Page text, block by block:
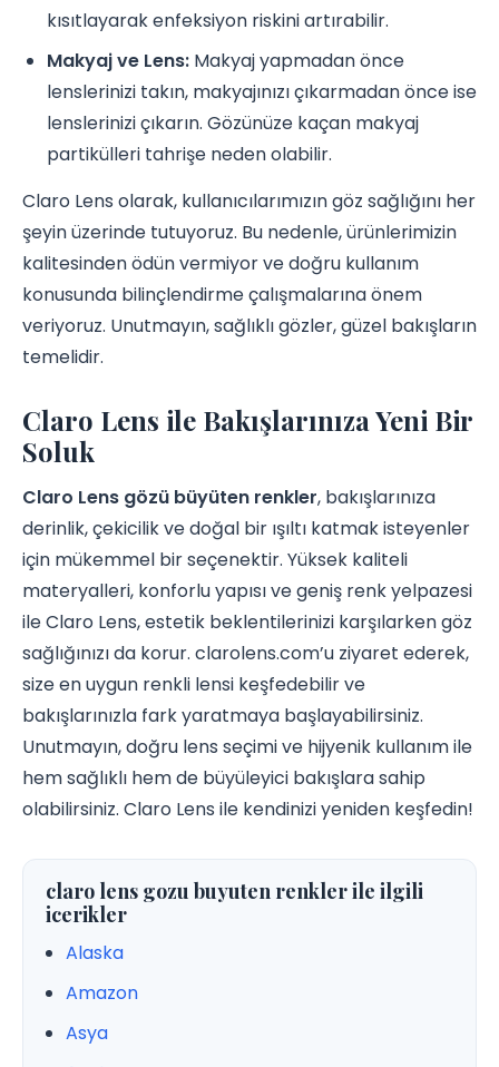
kısıtlayarak enfeksiyon riskini artırabilir.
Makyaj ve Lens: Makyaj yapmadan önce
lenslerinizi takın, makyajınızı çıkarmadan önce ise
lenslerinizi çıkarın. Gözünüze kaçan makyaj
partikülleri tahrişe neden olabilir.
Claro Lens olarak, kullanıcılarımızın göz sağlığını her
şeyin üzerinde tutuyoruz. Bu nedenle, ürünlerimizin
kalitesinden ödün vermiyor ve doğru kullanım
konusunda bilinçlendirme çalışmalarına önem
veriyoruz. Unutmayın, sağlıklı gözler, güzel bakışların
temelidir.
Claro Lens ile Bakışlarınıza Yeni Bir
Soluk
Claro Lens gözü büyüten renkler, bakışlarınıza
derinlik, çekicilik ve doğal bir ışıltı katmak isteyenler
için mükemmel bir seçenektir. Yüksek kaliteli
materyalleri, konforlu yapısı ve geniş renk yelpazesi
ile Claro Lens, estetik beklentilerinizi karşılarken göz
sağlığınızı da korur. clarolens.com’u ziyaret ederek,
size en uygun renkli lensi keşfedebilir ve
bakışlarınızla fark yaratmaya başlayabilirsiniz.
Unutmayın, doğru lens seçimi ve hijyenik kullanım ile
hem sağlıklı hem de büyüleyici bakışlara sahip
olabilirsiniz. Claro Lens ile kendinizi yeniden keşfedin!
claro lens gozu buyuten renkler ile ilgili
icerikler
Alaska
Amazon
Asya